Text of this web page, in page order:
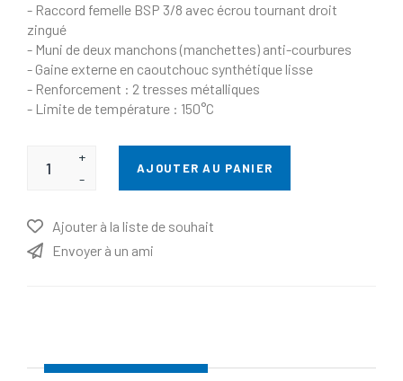
- Raccord femelle BSP 3/8 avec écrou tournant droit
zingué
- Muni de deux manchons (manchettes) anti-courbures
- Gaine externe en caoutchouc synthétique lisse
- Renforcement : 2 tresses métalliques
- Limite de température : 150°C
+
-
AJOUTER AU PANIER
Ajouter à la liste de souhait
Envoyer à un ami